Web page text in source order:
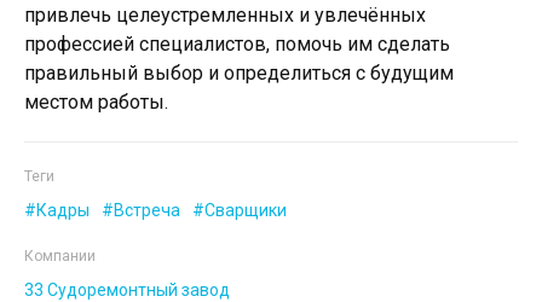
привлечь целеустремленных и увлечённых
профессией специалистов, помочь им сделать
правильный выбор и определиться с будущим
местом работы.
Теги
Кадры Встреча Сварщики
Компании
33 Судоремонтный завод